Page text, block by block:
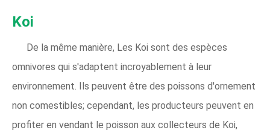
Koi
De la même manière, Les Koi sont des espèces
omnivores qui s'adaptent incroyablement à leur
environnement. Ils peuvent être des poissons d'ornement
non comestibles; cependant, les producteurs peuvent en
profiter en vendant le poisson aux collecteurs de Koi,